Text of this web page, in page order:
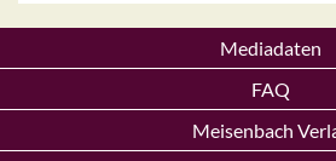
Mediadaten
FAQ
Meisenbach